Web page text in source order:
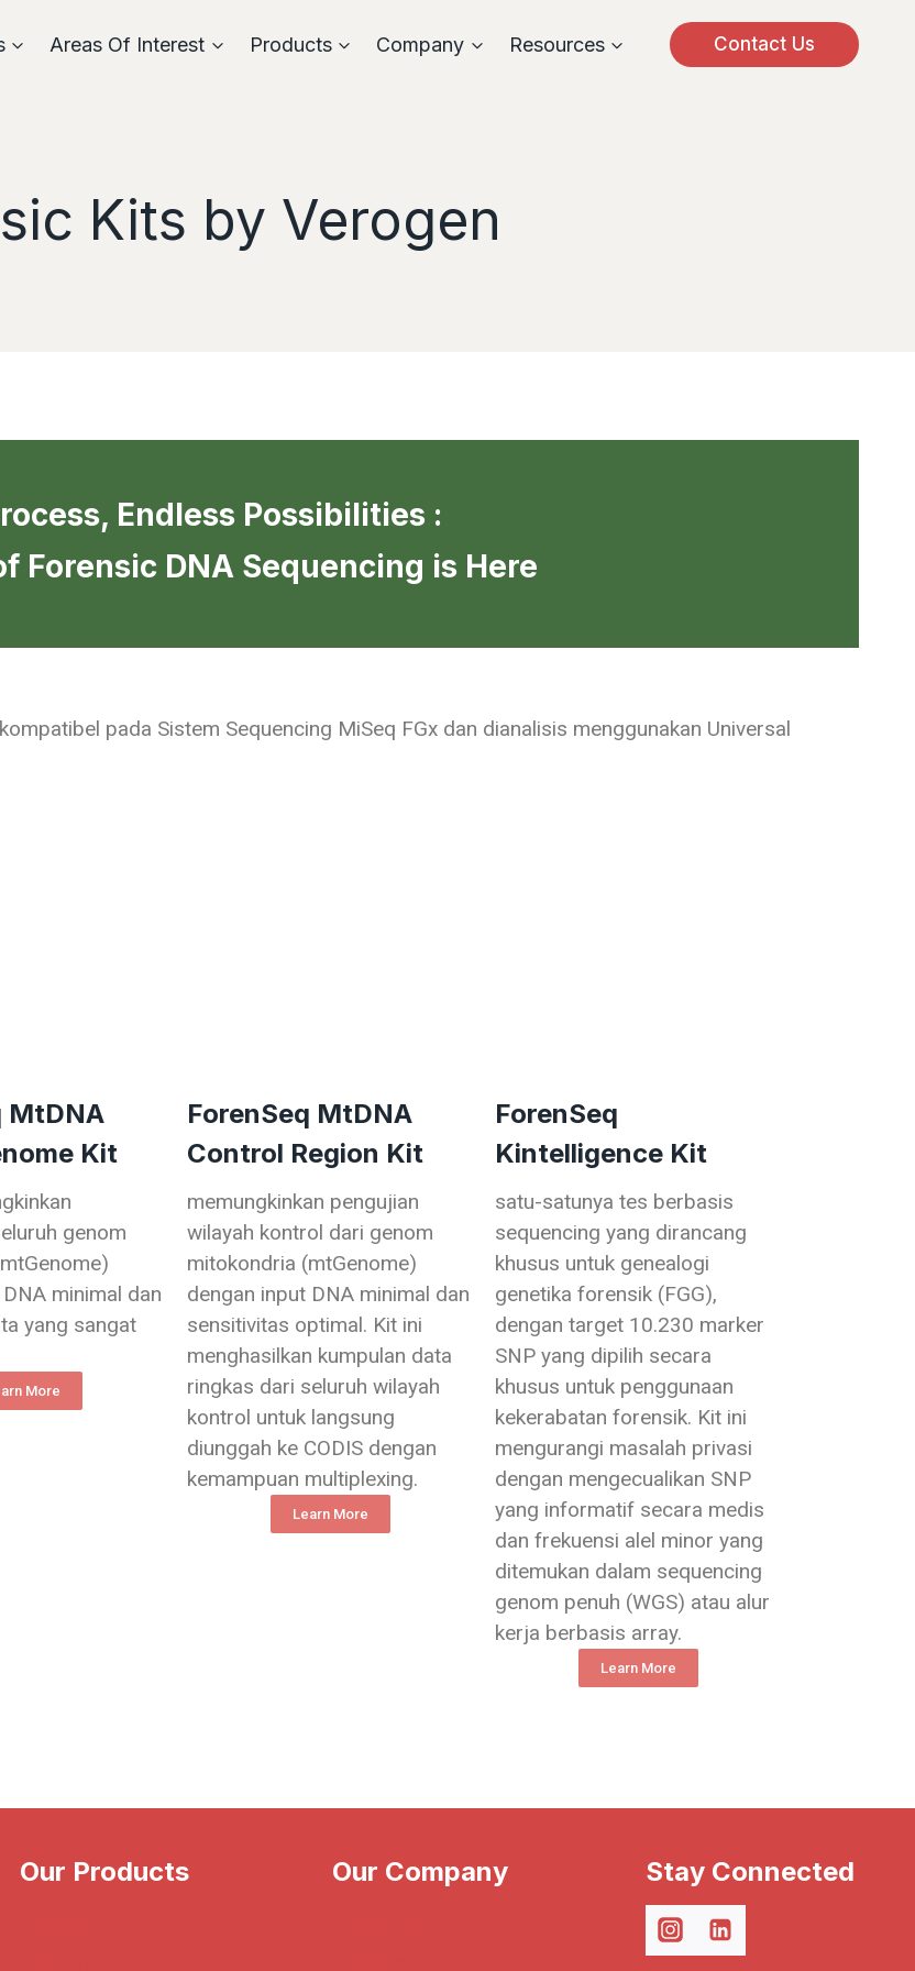
Areas Of Interest Products Company Resources Contact Us
Kits by Verogen
Endless Possibilities :
Forensic DNA Sequencing is Here
pada Sistem Sequencing MiSeq FGx dan dianalisis menggunakan Universal
MtDNA
Kit
genom
minimal dan
yang sangat
More
ForenSeq MtDNA
Control Region Kit
memungkinkan pengujian
wilayah kontrol dari genom
mitokondria (mtGenome)
dengan input DNA minimal dan
sensitivitas optimal. Kit ini
menghasilkan kumpulan data
ringkas dari seluruh wilayah
kontrol untuk langsung
diunggah ke CODIS dengan
kemampuan multiplexing.
Learn More
ForenSeq
Kintelligence Kit
satu-satunya tes berbasis
sequencing yang dirancang
khusus untuk genealogi
genetika forensik (FGG),
dengan target 10.230 marker
SNP yang dipilih secara
khusus untuk penggunaan
kekerabatan forensik. Kit ini
mengurangi masalah privasi
dengan mengecualikan SNP
yang informatif secara medis
dan frekuensi alel minor yang
ditemukan dalam sequencing
genom penuh (WGS) atau alur
kerja berbasis array.
Learn More
Our Products Our Company Stay Connected